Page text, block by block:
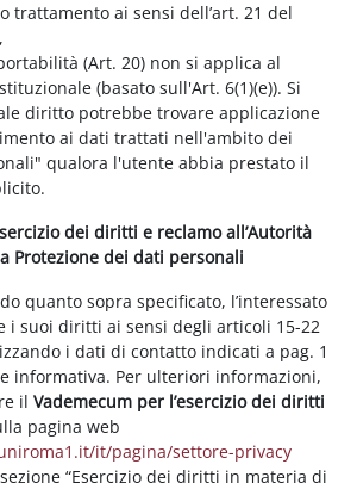
trattamento ai sensi dell’art. 21 del
(Art. 20) non si applica al
(basato sull'Art. 6(1)(e)). Si
diritto potrebbe trovare applicazione
ai dati trattati nell'ambito dei
qualora l'utente abbia prestato il
dei diritti e reclamo all’Autorità
Protezione dei dati personali
quanto sopra specificato, l’interessato
i suoi diritti ai sensi degli articoli 15-22
i dati di contatto indicati a pag. 1
informativa. Per ulteriori informazioni,
ilVademecum per l’esercizio dei diritti
pagina web
it/pagina/settore-privacy
“Esercizio dei diritti in materia di